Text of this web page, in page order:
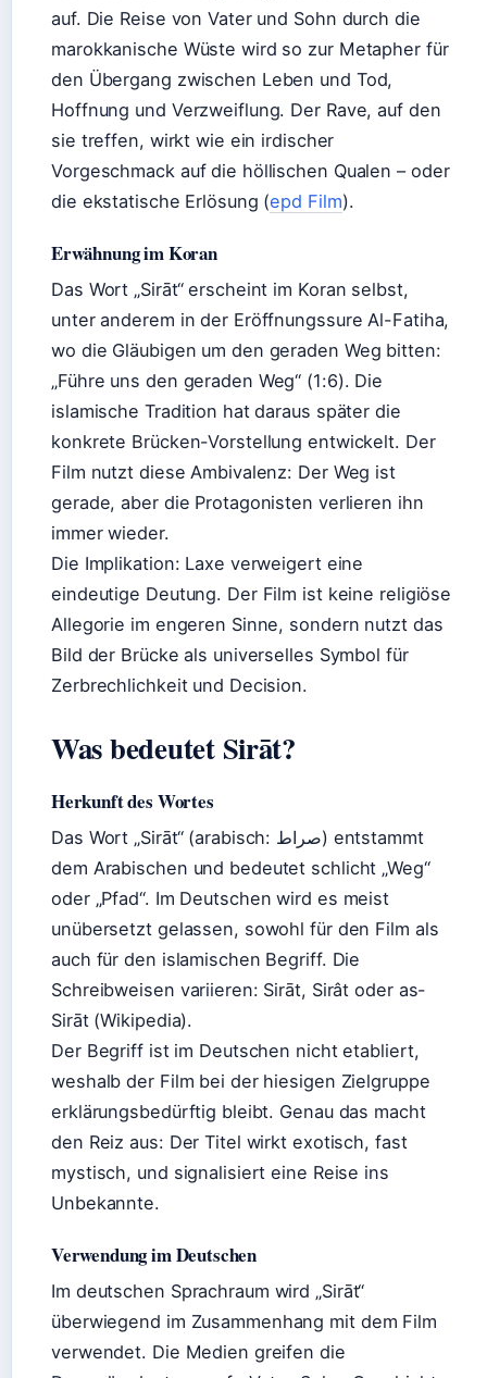
auf. Die Reise von Vater und Sohn durch die
marokkanische Wüste wird so zur Metapher für
den Übergang zwischen Leben und Tod,
Hoffnung und Verzweiflung. Der Rave, auf den
sie treffen, wirkt wie ein irdischer
Vorgeschmack auf die höllischen Qualen – oder
die ekstatische Erlösung (epd Film).
Erwähnung im Koran
Das Wort „Sirāt“ erscheint im Koran selbst,
unter anderem in der Eröffnungssure Al-Fatiha,
wo die Gläubigen um den geraden Weg bitten:
„Führe uns den geraden Weg“ (1:6). Die
islamische Tradition hat daraus später die
konkrete Brücken-Vorstellung entwickelt. Der
Film nutzt diese Ambivalenz: Der Weg ist
gerade, aber die Protagonisten verlieren ihn
immer wieder.
Die Implikation: Laxe verweigert eine
eindeutige Deutung. Der Film ist keine religiöse
Allegorie im engeren Sinne, sondern nutzt das
Bild der Brücke als universelles Symbol für
Zerbrechlichkeit und Decision.
Was bedeutet Sirāt?
Herkunft des Wortes
Das Wort „Sirāt“ (arabisch: صراط) entstammt
dem Arabischen und bedeutet schlicht „Weg“
oder „Pfad“. Im Deutschen wird es meist
unübersetzt gelassen, sowohl für den Film als
auch für den islamischen Begriff. Die
Schreibweisen variieren: Sirāt, Sirât oder as-
Sirāt (Wikipedia).
Der Begriff ist im Deutschen nicht etabliert,
weshalb der Film bei der hiesigen Zielgruppe
erklärungsbedürftig bleibt. Genau das macht
den Reiz aus: Der Titel wirkt exotisch, fast
mystisch, und signalisiert eine Reise ins
Unbekannte.
Verwendung im Deutschen
Im deutschen Sprachraum wird „Sirāt“
überwiegend im Zusammenhang mit dem Film
verwendet. Die Medien greifen die